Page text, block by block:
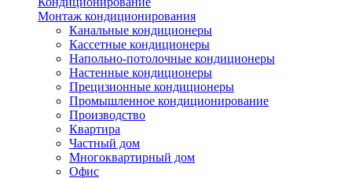
Монтаж кондиционирования
Канальные кондиционеры
Кассетные кондиционеры
Напольно-потолочные кондиционеры
Настенные кондиционеры
Прецизионные кондиционеры
Промышленное кондиционирование
Производство
Квартира
Частный дом
Многоквартирный дом
Офис